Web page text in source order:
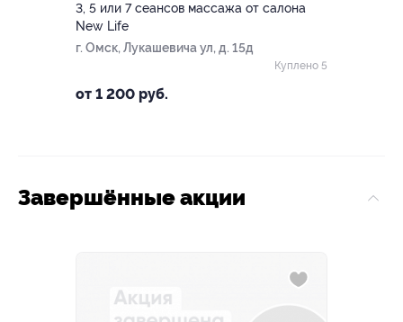
3, 5 или 7 сеансов массажа от салона
New Life
г. Омск, Лукашевича ул, д. 15д
от 1 200 руб.
Куплено 5
Завершённые акции